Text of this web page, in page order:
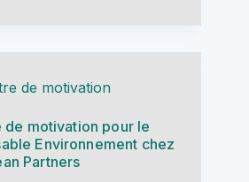
de motivation
de motivation pour le
Environnement chez
Partners